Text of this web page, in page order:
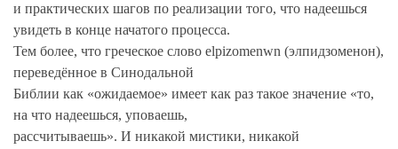
и практических шагов по реализации того, что надеешься
увидеть в конце начатого процесса.
Тем более, что греческое слово elpizomenwn (элпидзоменон),
переведённое в Синодальной
Библии как «ожидаемое» имеет как раз такое значение «то,
на что надеешься, уповаешь,
рассчитываешь». И никакой мистики, никакой